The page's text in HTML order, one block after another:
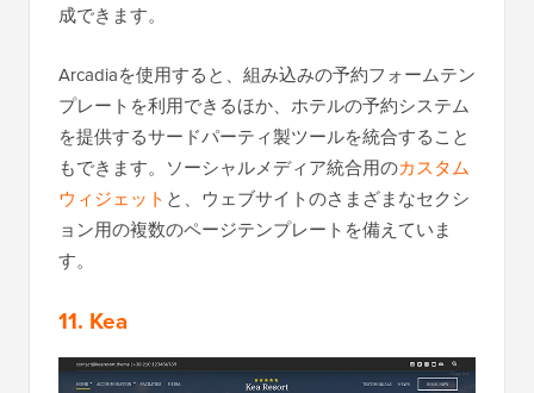
成できます。
Arcadiaを使用すると、組み込みの予約フォームテン
プレートを利用できるほか、ホテルの予約システム
を提供するサードパーティ製ツールを統合すること
もできます。ソーシャルメディア統合用のカスタム
ウィジェット と、ウェブサイトのさまざまなセクシ
ョン用の複数のページテンプレートを備えていま
す。
11. Kea